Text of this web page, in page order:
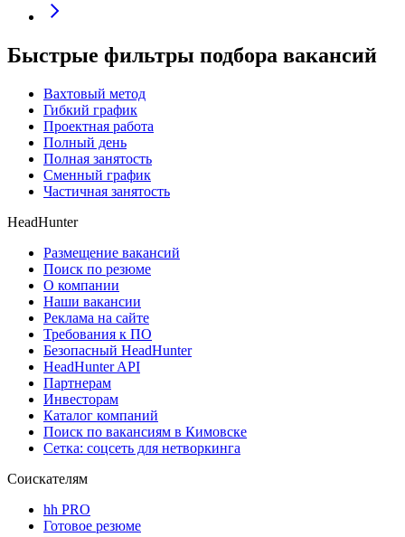
Быстрые фильтры подбора вакансий
Вахтовый метод
Гибкий график
Проектная работа
Полный день
Полная занятость
Сменный график
Частичная занятость
HeadHunter
Размещение вакансий
Поиск по резюме
О компании
Наши вакансии
Реклама на сайте
Требования к ПО
Безопасный HeadHunter
HeadHunter API
Партнерам
Инвесторам
Каталог компаний
Поиск по вакансиям в Кимовске
Сетка: соцсеть для нетворкинга
Соискателям
hh PRO
Готовое резюме